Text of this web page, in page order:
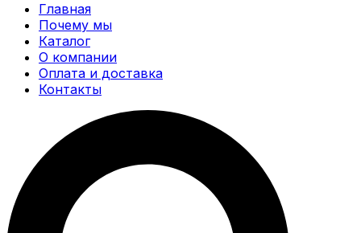
Главная
Почему мы
Каталог
О компании
Оплата и доставка
Контакты